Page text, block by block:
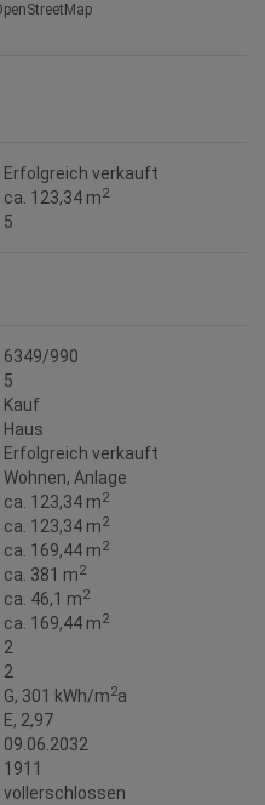
Erfolgreich verkauft
ca. 123,34 m2
5
6349/990
5
Kauf
Haus
Erfolgreich verkauft
Wohnen Anlage
ca. 123,34 m2
ca. 123,34 m2
ca. 169,44 m2
ca. 381 m2
ca. 46,1 m2
ca. 169,44 m2
2
2
G, 301 kWh/m2a
E, 2,97
09.06.2032
1911
vollerschlossen